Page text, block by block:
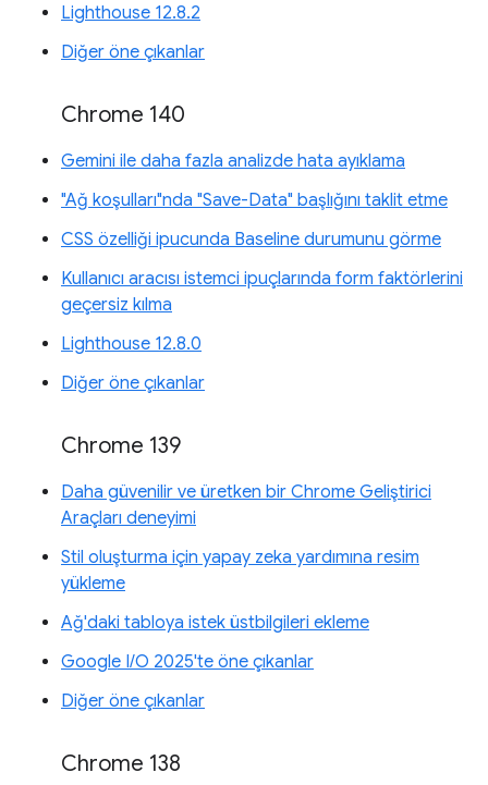
Lighthouse 12.8.2
Diğer öne çıkanlar
Chrome 140
Gemini ile daha fazla analizde hata ayıklama
"Ağ koşulları"nda "Save-Data" başlığını taklit etme
CSS özelliği ipucunda Baseline durumunu görme
Kullanıcı aracısı istemci ipuçlarında form faktörlerini
geçersiz kılma
Lighthouse 12.8.0
Diğer öne çıkanlar
Chrome 139
Daha güvenilir ve üretken bir Chrome Geliştirici
Araçları deneyimi
Stil oluşturma için yapay zeka yardımına resim
yükleme
Ağ'daki tabloya istek üstbilgileri ekleme
Google I/O 2025'te öne çıkanlar
Diğer öne çıkanlar
Chrome 138